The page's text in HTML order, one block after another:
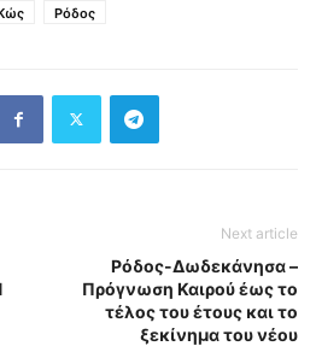
Ρόδος
Next article
Ρόδος-Δωδεκάνησα –
Πρόγνωση Καιρού έως το
τέλος του έτους και το
ξεκίνημα του νέου